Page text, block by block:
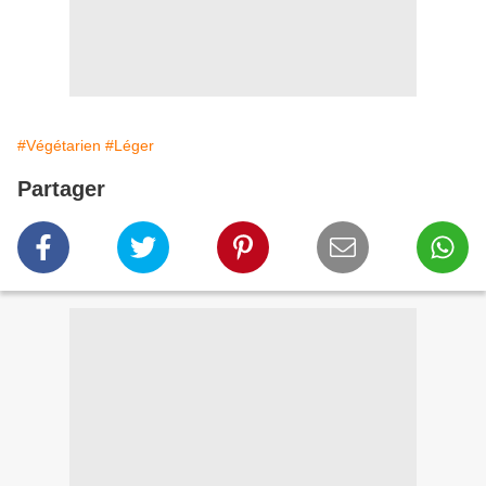
#Végétarien #Léger
Partager